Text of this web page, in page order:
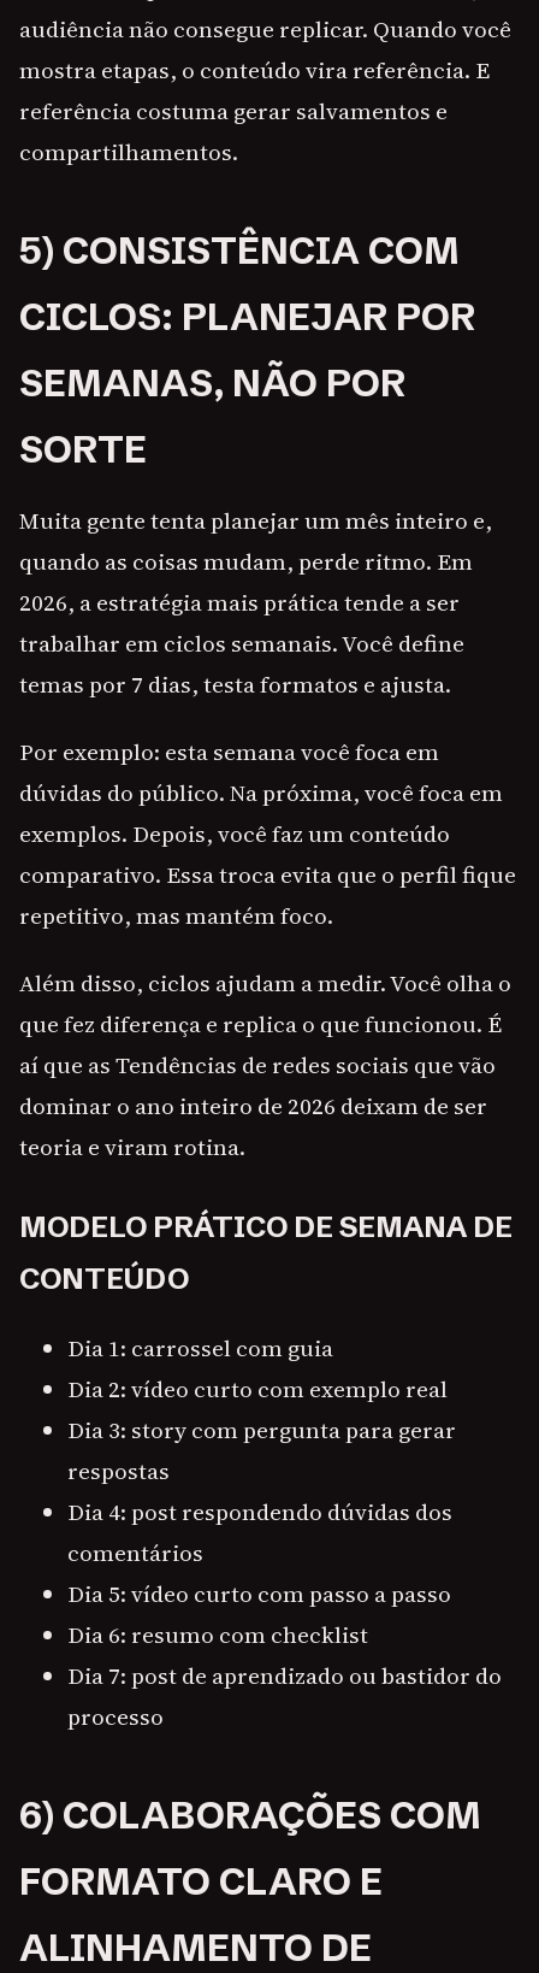
audiência não consegue replicar. Quando você
mostra etapas, o conteúdo vira referência. E
referência costuma gerar salvamentos e
compartilhamentos.
5) CONSISTÊNCIA COM
CICLOS: PLANEJAR POR
SEMANAS, NÃO POR
SORTE
Muita gente tenta planejar um mês inteiro e,
quando as coisas mudam, perde ritmo. Em
2026, a estratégia mais prática tende a ser
trabalhar em ciclos semanais. Você define
temas por 7 dias, testa formatos e ajusta.
Por exemplo: esta semana você foca em
dúvidas do público. Na próxima, você foca em
exemplos. Depois, você faz um conteúdo
comparativo. Essa troca evita que o perfil fique
repetitivo, mas mantém foco.
Além disso, ciclos ajudam a medir. Você olha o
que fez diferença e replica o que funcionou. É
aí que as Tendências de redes sociais que vão
dominar o ano inteiro de 2026 deixam de ser
teoria e viram rotina.
MODELO PRÁTICO DE SEMANA DE
CONTEÚDO
Dia 1: carrossel com guia
Dia 2: vídeo curto com exemplo real
Dia 3: story com pergunta para gerar
respostas
Dia 4: post respondendo dúvidas dos
comentários
Dia 5: vídeo curto com passo a passo
Dia 6: resumo com checklist
Dia 7: post de aprendizado ou bastidor do
processo
6) COLABORAÇÕES COM
FORMATO CLARO E
ALINHAMENTO DE